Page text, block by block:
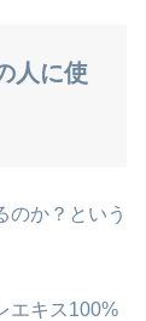
人に使
のか？という
エキス100%